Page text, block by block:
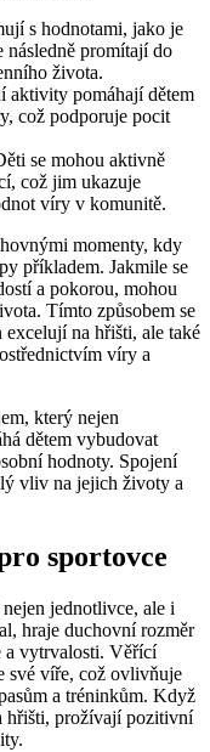
s hodnotami, jako je
následně promítají do
života.
aktivity pomáhají dětem
což podporuje pocit
se mohou aktivně
což jim ukazuje
víry v komunitě.
momenty, kdy
příkladem. Jakmile se
a pokorou, mohou
Tímto způsobem se
na hřišti, ale také
víry a
který nejen
dětem vybudovat
hodnoty. Spojení
vliv na jejich životy a
sportovce
jednotlivce, ale i
hraje duchovní rozměr
a vytrvalosti. Věřící
své víře, což ovlivňuje
a tréninkům. Když
hřišti, prožívají pozitivní